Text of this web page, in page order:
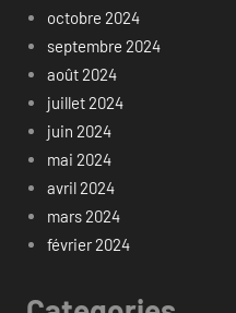
octobre 2024
septembre 2024
août 2024
juillet 2024
juin 2024
mai 2024
avril 2024
mars 2024
février 2024